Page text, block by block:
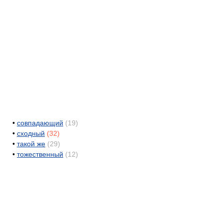
• совпадающий (19)
• сходный (32)
• такой же (29)
• тожественный (12)